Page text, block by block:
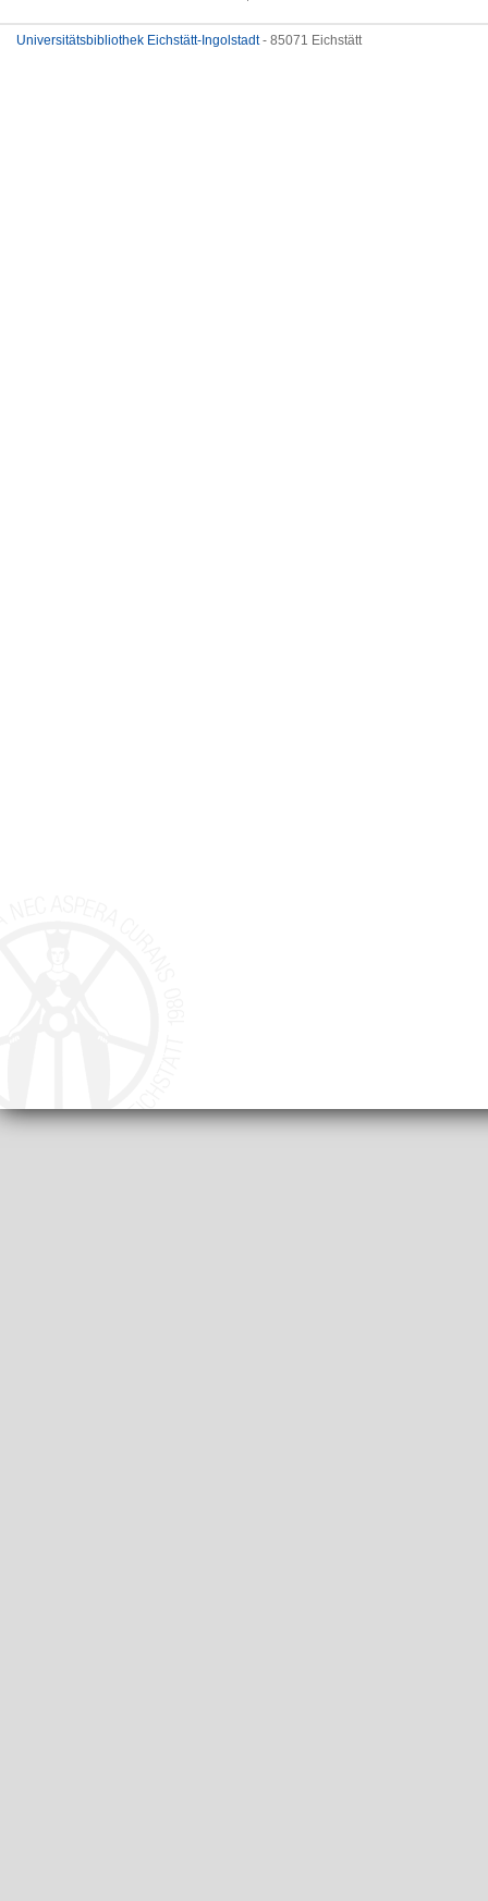
Universitätsbibliothek Eichstätt-Ingolstadt- 85071 Eichstätt